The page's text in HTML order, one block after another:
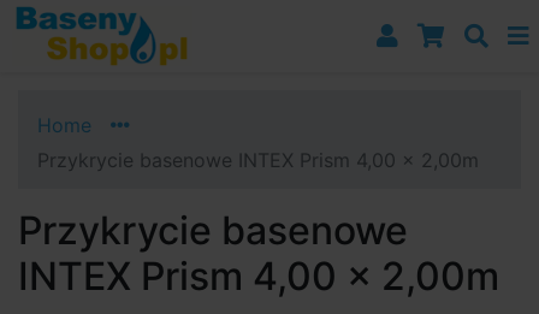
Przejdź do nawigacji
Przejdź do treści
Przejdź do paska bocznego
Home
Przykrycie basenowe INTEX Prism 4,00 x 2,00m
Przykrycie basenowe
INTEX Prism 4,00 x 2,00m